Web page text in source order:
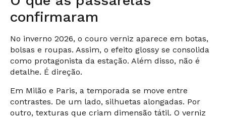
confirmaram
No inverno 2026, o couro verniz aparece em botas,
bolsas e roupas. Assim, o efeito glossy se consolida
como protagonista da estação. Além disso, não é
detalhe. É direção.
Em Milão e Paris, a temporada se move entre
contrastes. De um lado, silhuetas alongadas. Por
outro, texturas que criam dimensão tátil. O verniz